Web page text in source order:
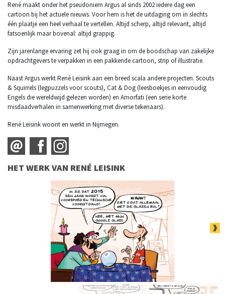
René maakt onder het pseudoniem Argus al sinds 2002 iedere dag een
cartoon bij het actuele nieuws. Voor hem is het de uitdaging om in slechts
één plaatje een heel verhaal te vertellen. Altijd scherp, altijd relevant, altijd
fatsoenlijk maar bovenal: altijd grappig.
Zijn jarenlange ervaring zet hij ook graag in om de boodschap van zakelijke
opdrachtgevers te verpakken in een pakkende cartoon, strip of illustratie.
Naast Argus werkt René Leisink aan een breed scala andere projecten. Scouts
& Squirrels (legpuzzels voor scouts), Cat & Dog (leesboekjes in eenvoudig
Engels die wereldwijd gelezen worden) en Amorfati (een serie korte
misdaadverhalen in samenwerking met diverse tekenaars).
René Leisink woont en werkt in Nijmegen.
HET WERK VAN RENÉ LEISINK